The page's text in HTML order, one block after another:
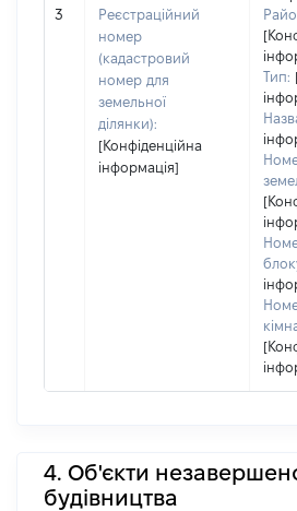
3
Реєстраційний
номер
(кадастровий
номер для
земельної
ділянки):
[Конфіденційна
інформація]
Тип:
4. Об'єкти
будівництва